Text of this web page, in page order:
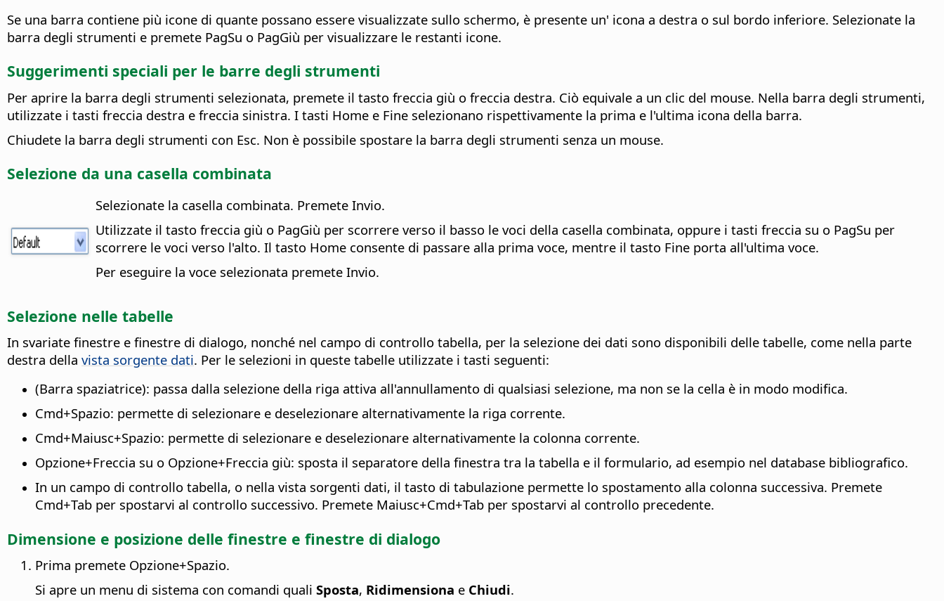
Se una barra contiene più icone di quante possano essere visualizzate sullo schermo, è presente un' icona a destra o sul bordo inferiore. Selezionate la
barra degli strumenti e premete PagSu o PagGiù per visualizzare le restanti icone.
Suggerimenti speciali per le barre degli strumenti
Per aprire la barra degli strumenti selezionata, premete il tasto freccia giù o freccia destra. Ciò equivale a un clic del mouse. Nella barra degli strumenti,
utilizzate i tasti freccia destra e freccia sinistra. I tasti Home e Fine selezionano rispettivamente la prima e l'ultima icona della barra.
Chiudete la barra degli strumenti con Esc. Non è possibile spostare la barra degli strumenti senza un mouse.
Selezione da una casella combinata
Selezionate la casella combinata. Premete Invio.
Utilizzate il tasto freccia giù o PagGiù per scorrere verso il basso le voci della casella combinata, oppure i tasti freccia su o PagSu per
scorrere le voci verso l'alto. Il tasto Home consente di passare alla prima voce, mentre il tasto Fine porta all'ultima voce.
Per eseguire la voce selezionata premete Invio.
Selezione nelle tabelle
In svariate finestre e finestre di dialogo, nonché nel campo di controllo tabella, per la selezione dei dati sono disponibili delle tabelle, come nella parte
destra della vista sorgente dati. Per le selezioni in queste tabelle utilizzate i tasti seguenti:
(Barra spaziatrice): passa dalla selezione della riga attiva all'annullamento di qualsiasi selezione, ma non se la cella è in modo modifica.
Cmd+Spazio: permette di selezionare e deselezionare alternativamente la riga corrente.
Cmd+Maiusc+Spazio: permette di selezionare e deselezionare alternativamente la colonna corrente.
Opzione+Freccia su o Opzione+Freccia giù: sposta il separatore della finestra tra la tabella e il formulario, ad esempio nel database bibliografico.
In un campo di controllo tabella, o nella vista sorgenti dati, il tasto di tabulazione permette lo spostamento alla colonna successiva. Premete
Cmd+Tab per spostarvi al controllo successivo. Premete Maiusc+Cmd+Tab per spostarvi al controllo precedente.
Dimensione e posizione delle finestre e finestre di dialogo
Prima premete Opzione+Spazio.
Si apre un menu di sistema con comandi quali Sposta, Ridimensiona e Chiudi.